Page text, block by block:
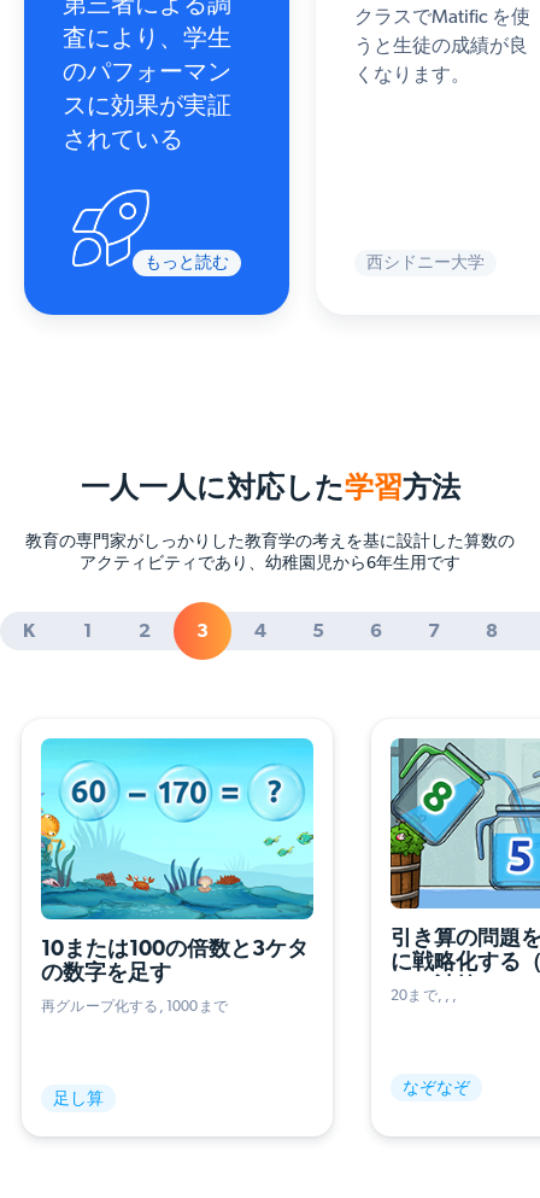
第三者による調
査により、学生
のパフォーマン
スに効果が実証
されている
もっと読む
クラスでMatific を使
うと生徒の成績が良
くなります。
西シドニー大学
一人一人に対応した学習方法
教育の専門家がしっかりした教育学の考えを基に設計した算数の
アクティビティであり、幼稚園児から6年生用です
K 1 2 3 4 5 6 7 8
10または100の倍数と3ケタ
の数字を足す
再グループ化する 1000まで
足し算
引き算の問題
に戦略化する
つの計算）
20まで
なぞなぞ